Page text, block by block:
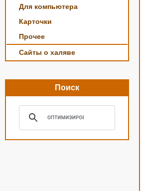
Для компьютера
Карточки
Прочее
Сайты о халяве
Поиск